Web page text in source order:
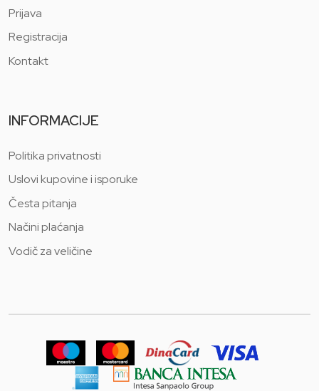
Prijava
Registracija
Kontakt
INFORMACIJE
Politika privatnosti
Uslovi kupovine i isporuke
Česta pitanja
Načini plaćanja
Vodič za veličine